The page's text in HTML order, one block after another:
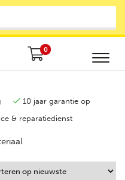
0
10 jaar garantie op
& reparatiedienst